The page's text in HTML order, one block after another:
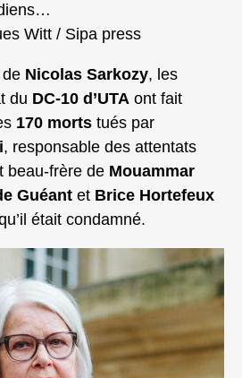
Witt / Sipa press
Nicolas Sarkozy, les
du DC‑10 d’UTA ont fait
170 morts tués par
, responsable des attentats
beau‑frère de Mouammar
Guéant et Brice Hortefeux
était condamné.